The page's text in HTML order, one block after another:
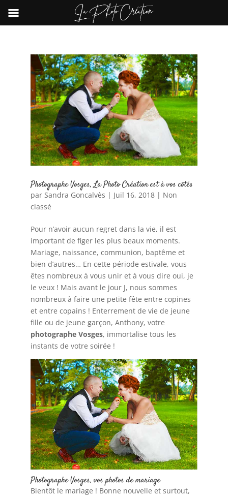
Photographe Vosges, La Photo Création est à vos côtés
par Sandra Goncalvès | Juil 16, 2018| Non
classé
Pour n’avoir aucun regret dans la vie, il est
important de figer les plus beaux moments.
Mariage, naissance, communion, baptême et
bien d’autres… En cette période estivale, vous
êtes nombreux à vous unir et à vous dire oui, je
le veux ! Mais avant le jour J, nous sommes
nombreux à faire une petite fête entre copines
et entre copains ! Enterrement de vie de jeune
fille ou de jeune garçon, Anthony, votre
photographe Vosges, immortalise tous les
instants de votre soirée !
Photographe Vosges, vos photos de mariage
Bientôt le mariage ! Bonne nouvelle et surtout,